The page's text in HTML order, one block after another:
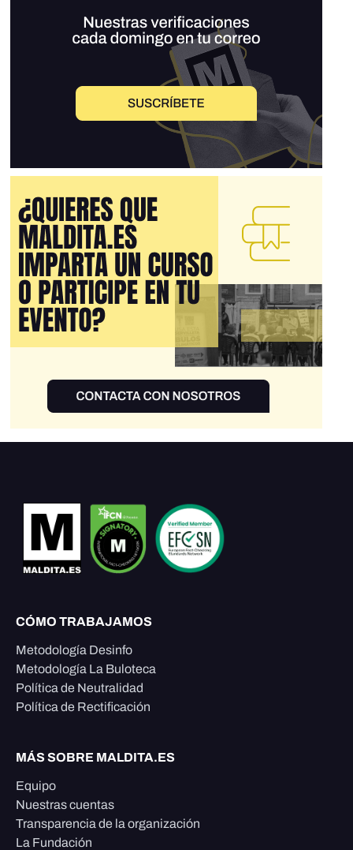
CÓMO TRABAJAMOS
Metodología Desinfo
Metodología La Buloteca
Política de Neutralidad
Política de Rectificación
MÁS SOBRE MALDITA.ES
Equipo
Nuestras cuentas
Transparencia de la organización
La Fundación